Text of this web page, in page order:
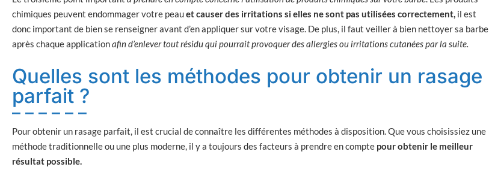
chimiques peuvent endommager votre peauet causer des irritations si elles ne sont pas utilisées correctement, il est
donc important de bien se renseigner avant d’en appliquer sur votre visage. De plus, il faut veiller à bien nettoyer sa barbe
après chaque applicationafin d’enlever tout résidu qui pourrait provoquer des allergies ou irritations cutanées par la suite.
Quelles sont les méthodes pour obtenir un rasage
parfait ?
Pour obtenir un rasage parfait, il est crucial de connaître les différentes méthodes à disposition. Que vous choisissiez une
méthode traditionnelle ou une plus moderne, il y a toujours des facteurs à prendre en compte pour obtenir le meilleur
résultat possible.